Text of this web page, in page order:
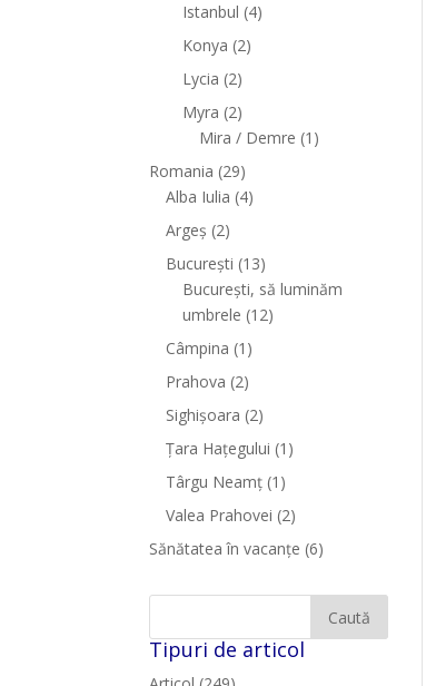
Istanbul (4)
Konya (2)
Lycia (2)
Myra (2)
Mira / Demre (1)
Romania (29)
Alba Iulia (4)
Argeș (2)
București (13)
București, să luminăm
umbrele (12)
Câmpina (1)
Prahova (2)
Sighişoara (2)
Țara Hațegului (1)
Târgu Neamţ (1)
Valea Prahovei (2)
Sănătatea în vacanțe (6)
Tipuri de articol